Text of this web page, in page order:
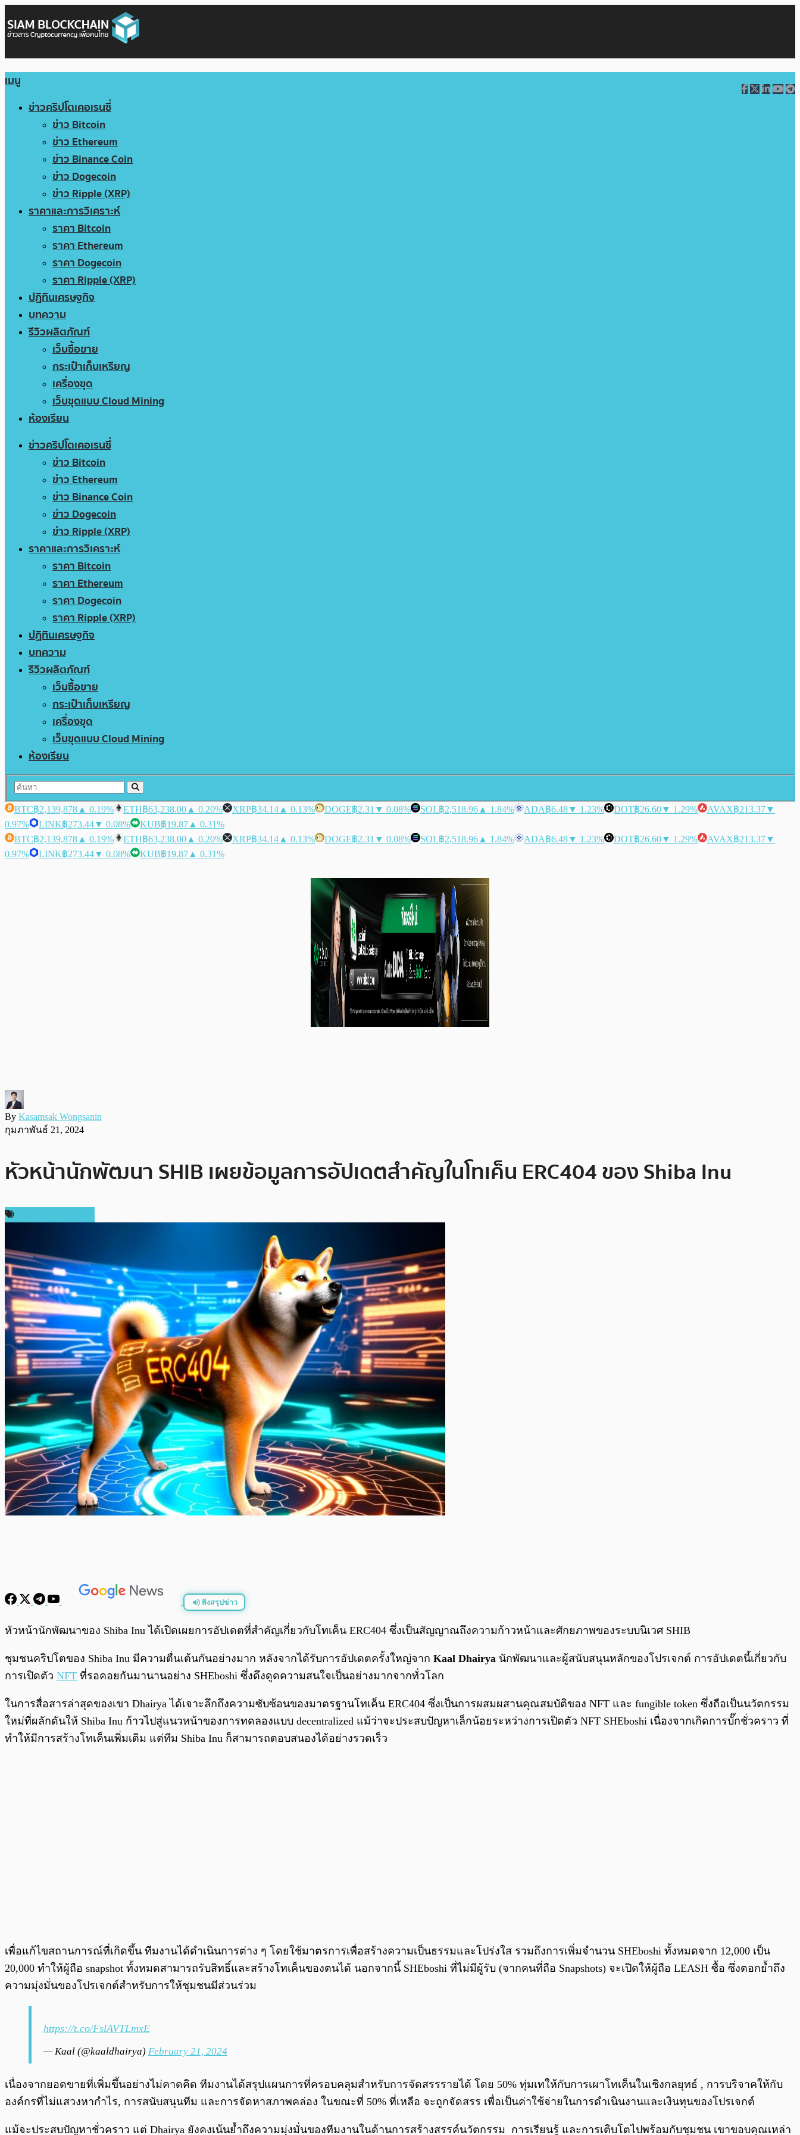
เมนู
ข่าวคริปโตเคอเรนซี่
ข่าว Bitcoin
ข่าว Ethereum
ข่าว Binance Coin
ข่าว Dogecoin
ข่าว Ripple (XRP)
ราคาและการวิเคราะห์
ราคา Bitcoin
ราคา Ethereum
ราคา Dogecoin
ราคา Ripple (XRP)
ปฏิทินเศรษฐกิจ
บทความ
รีวิวผลิตภัณฑ์
เว็บซื้อขาย
กระเป๋าเก็บเหรียญ
เครื่องขุด
เว็บขุดแบบ Cloud Mining
ห้องเรียน
ข่าวคริปโตเคอเรนซี่
ข่าว Bitcoin
ข่าว Ethereum
ข่าว Binance Coin
ข่าว Dogecoin
ข่าว Ripple (XRP)
ราคาและการวิเคราะห์
ราคา Bitcoin
ราคา Ethereum
ราคา Dogecoin
ราคา Ripple (XRP)
ปฏิทินเศรษฐกิจ
บทความ
รีวิวผลิตภัณฑ์
เว็บซื้อขาย
กระเป๋าเก็บเหรียญ
เครื่องขุด
เว็บขุดแบบ Cloud Mining
ห้องเรียน
BTC฿2,139,878 ▲ 0.19% ETH฿63,238.00 ▲ 0.20% XRP฿34.14 ▲ 0.13% DOGE฿2.31 ▼ 0.08% SOL฿2,518.96 ▲ 1.84% ADA฿6.48▼ 1.23% DOT฿26.60▼ 1.29% AVAX฿213.37▼
0.97%
LINK฿273.44▼ 0.08% KUB฿19.87 ▲ 0.31%
BTC฿2,139,878 ▲ 0.19% ETH฿63,238.00 ▲ 0.20% XRP฿34.14 ▲ 0.13% DOGE฿2.31 ▼ 0.08% SOL฿2,518.96 ▲ 1.84% ADA฿6.48▼ 1.23% DOT฿26.60▼ 1.29% AVAX฿213.37▼
0.97%
LINK฿273.44▼ 0.08% KUB฿19.87 ▲ 0.31%
By Kasamsak Wongsanin
กุมภาพันธ์ 21, 2024
หัวหน้านักพัฒนา SHIB เผยข้อมูลการอัปเดตสำคัญในโทเค็น ERC404 ของ Shiba Inu
ฟังสรุปข่าว
พร้อมเล่น
หัวหน้านักพัฒนาของ Shiba Inu ได้เปิดเผยการอัปเดตที่สำคัญเกี่ยวกับโทเค็น ERC404 ซึ่งเป็นสัญญาณถึงความก้าวหน้าและศักยภาพของระบบนิเวศ SHIB
ชุมชนคริปโตของ Shiba Inu มีความตื่นเต้นกันอย่างมาก หลังจากได้รับการอัปเดตครั้งใหญ่จาก Kaal Dhairya นักพัฒนาและผู้สนับสนุนหลักของโปรเจกต์ การอัปเดตนี้เกี่ยวกับ
การเปิดตัว NFT ที่รอคอยกันมานานอย่าง SHEboshi ซึ่งดึงดูดความสนใจเป็นอย่างมากจากทั่วโลก
ในการสื่อสารล่าสุดของเขา Dhairya ได้เจาะลึกถึงความซับซ้อนของมาตรฐานโทเค็น ERC404 ซึ่งเป็นการผสมผสานคุณสมบัติของ NFT และ fungible token ซึ่งถือเป็นนวัตกรรม
ใหม่ที่ผลักดันให้ Shiba Inu ก้าวไปสู่แนวหน้าของการทดลองแบบ decentralized แม้ว่าจะประสบปัญหาเล็กน้อยระหว่างการเปิดตัว NFT SHEboshi เนื่องจากเกิดการบั๊กชั่วคราว ที่
ทำให้มีการสร้างโทเค็นเพิ่มเติม แต่ทีม Shiba Inu ก็สามารถตอบสนองได้อย่างรวดเร็ว
เพื่อแก้ไขสถานการณ์ที่เกิดขึ้น ทีมงานได้ดำเนินการต่าง ๆ โดยใช้มาตรการเพื่อสร้างความเป็นธรรมและโปร่งใส รวมถึงการเพิ่มจำนวน SHEboshi ทั้งหมดจาก 12,000 เป็น
20,000 ทำให้ผู้ถือ snapshot ทั้งหมดสามารถรับสิทธิ์และสร้างโทเค็นของตนได้ นอกจากนี้ SHEboshi ที่ไม่มีผู้รับ (จากคนที่ถือ Snapshots) จะเปิดให้ผู้ถือ LEASH ซื้อ ซึ่งตอกย้ำถึง
ความมุ่งมั่นของโปรเจกต์สำหรับการให้ชุมชนมีส่วนร่วม
https://t.co/FslAVTLmxE
— Kaal (@kaaldhairya) February 21, 2024
เนื่องจากยอดขายที่เพิ่มขึ้นอย่างไม่คาดคิด ทีมงานได้สรุปแผนการที่ครอบคลุมสำหรับการจัดสรรรายได้ โดย 50% ทุ่มเทให้กับการเผาโทเค็นในเชิงกลยุทธ์ , การบริจาคให้กับ
องค์กรที่ไม่แสวงหากำไร, การสนับสนุนทีม และการจัดหาสภาพคล่อง ในขณะที่ 50% ที่เหลือ จะถูกจัดสรร เพื่อเป็นค่าใช้จ่ายในการดำเนินงานและเงินทุนของโปรเจกต์
แม้จะประสบปัญหาชั่วคราว แต่ Dhairya ยังคงเน้นย้ำถึงความมุ่งมั่นของทีมงานในด้านการสร้างสรรค์นวัตกรรม การเรียนรู้ และการเติบโตไปพร้อมกับชุมชน เขาขอบคุณเหล่า